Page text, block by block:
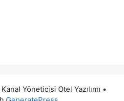
Yöneticisi Otel Yazılımı •